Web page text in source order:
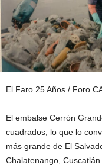
El Faro 25 Años / Foro
El embalse Cerrón
cuadrados, lo que lo
más grande de El
Chalatenango,